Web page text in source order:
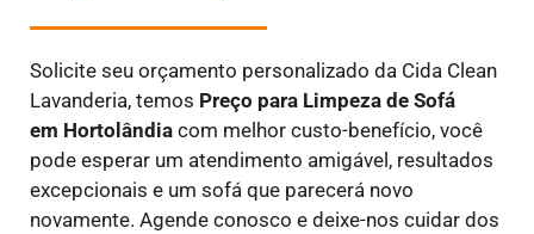
Solicite seu orçamento personalizado da Cida Clean
Lavanderia, temos Preço para Limpeza de Sofá
em Hortolândia com melhor custo-benefício, você
pode esperar um atendimento amigável, resultados
excepcionais e um sofá que parecerá novo
novamente. Agende conosco e deixe-nos cuidar dos